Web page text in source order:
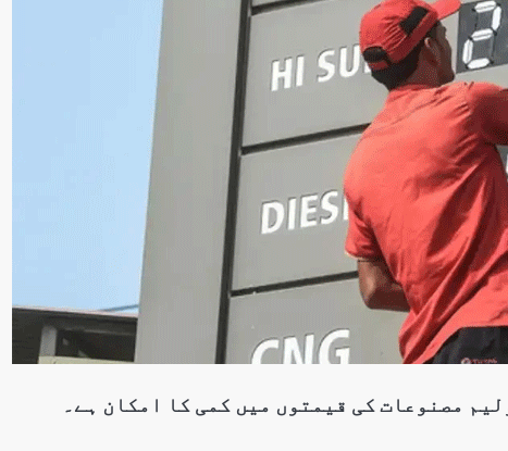
مصنوعات کی قیمتوں میں کمی کا امکان ہے۔
تجارت،سرمایہ کاری
اورعلاقائی روابط
اتفاق